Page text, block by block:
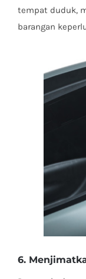
tempat duduk,
barangan
6.